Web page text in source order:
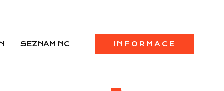
SEZNAM NC INFORMACE